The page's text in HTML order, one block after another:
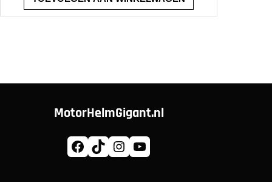
MotorHelmGigant.nl
Facebook TikTok Instagram YouTube